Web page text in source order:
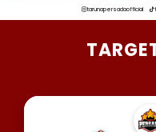
tarunapersadaofficial